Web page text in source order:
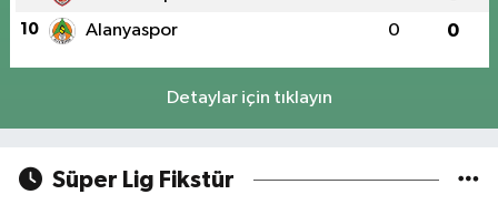
10 Alanyaspor 0 0
Detaylar için tıklayın
Süper Lig Fikstür